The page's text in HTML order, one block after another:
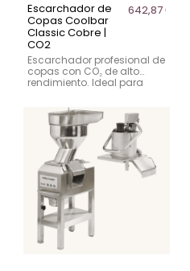
Escarchador de
Copas Coolbar
Classic Cobre |
CO2
642,87 €
Escarchador profesional de
copas con CO₂ de alto
rendimiento. Ideal para
sin acceso a
congeladores.